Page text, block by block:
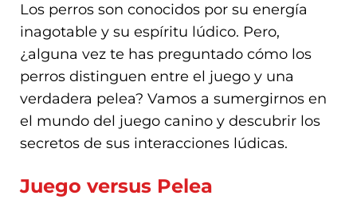
Los perros son conocidos por su energía
inagotable y su espíritu lúdico. Pero,
¿alguna vez te has preguntado cómo los
perros distinguen entre el juego y una
verdadera pelea? Vamos a sumergirnos en
el mundo del juego canino y descubrir los
secretos de sus interacciones lúdicas.
Juego versus Pelea